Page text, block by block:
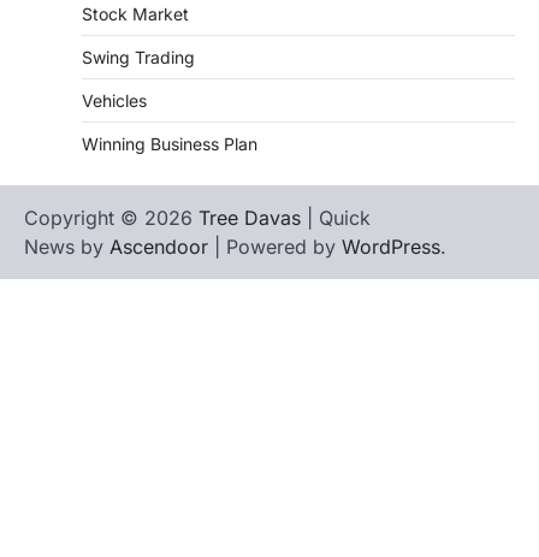
Stock Market
Swing Trading
Vehicles
Winning Business Plan
Copyright © 2026 Tree Davas | Quick
News by Ascendoor | Powered by WordPress.